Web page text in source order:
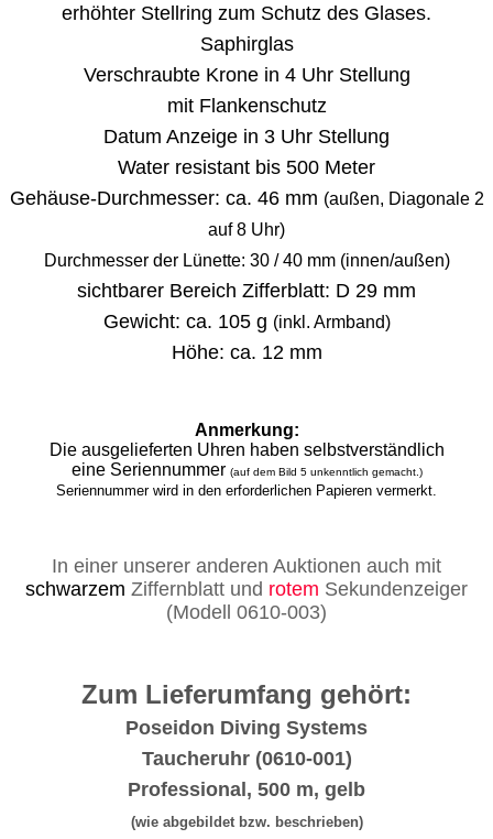
erhöhter Stellring zum Schutz des Glases.
Saphirglas
Verschraubte Krone in 4 Uhr Stellung
mit Flankenschutz
Datum Anzeige in 3 Uhr Stellung
Water resistant bis 500 Meter
Gehäuse-Durchmesser: ca. 46 mm (außen, Diagonale 2
auf 8 Uhr)
Durchmesser der Lünette: 30 / 40 mm (innen/außen)
sichtbarer Bereich Zifferblatt: D 29 mm
Gewicht: ca. 105 g (inkl. Armband)
Höhe: ca. 12 mm
Anmerkung:
Die ausgelieferten Uhren haben selbstverständlich
eine Seriennummer (auf dem Bild 5 unkenntlich gemacht.)
Seriennummer wird in den erforderlichen Papieren vermerkt.
In einer unserer anderen Auktionen auch mit
schwarzem Ziffernblatt und rotem Sekundenzeiger
(Modell 0610-003)
Zum Lieferumfang gehört:
Poseidon Diving Systems
Taucheruhr (0610-001)
Professional, 500 m, gelb
(wie abgebildet bzw. beschrieben)